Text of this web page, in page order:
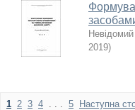
2019)
1 2 3 4 . . . 5 Наступна